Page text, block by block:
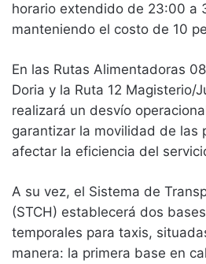
horario extendido de 23:00 a
manteniendo el costo de 10
En las Rutas Alimentadoras
Doria y la Ruta 12 Magisterio/
realizará un desvío
garantizar la movilidad de las
afectar la eficiencia del
A su vez, el Sistema de
(STCH) establecerá dos
temporales para taxis,
manera: la primera base en